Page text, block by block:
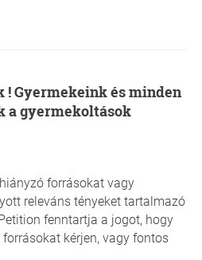
a gyermekoltások
forrásokat vagy
releváns tényeket tartalmazó
fenntartja a jogot, hogy
kérjen, vagy fontos